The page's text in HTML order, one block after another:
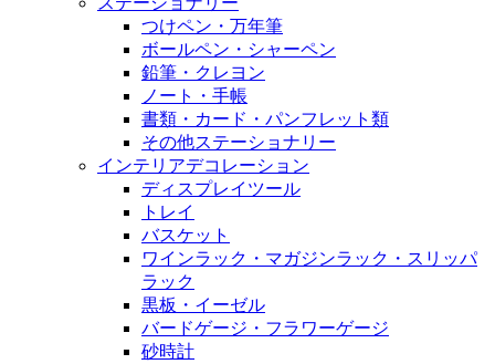
つけペン・万年筆
ボールペン・シャーペン
鉛筆・クレヨン
ノート・手帳
書類・カード・パンフレット類
その他ステーショナリー
インテリアデコレーション
ディスプレイツール
トレイ
バスケット
ワインラック・マガジンラック・スリッパ
ラック
黒板・イーゼル
バードゲージ・フラワーゲージ
砂時計